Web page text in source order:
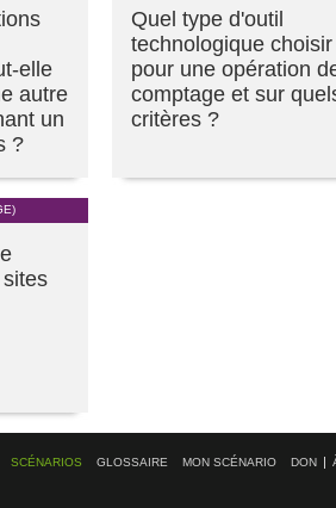
elle
autre
un
?
Quel type d'outil
technologique choisir
pour une opération
comptage et sur
critères ?
SCÉNARIOS GLOSSAIRE MON SCÉNARIO DON